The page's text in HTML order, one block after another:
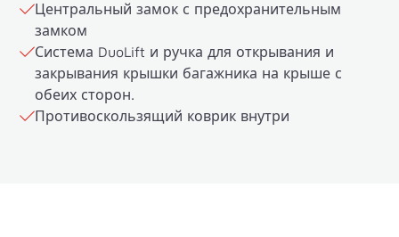
Центральный замок с предохранительным
замком
Система DuoLift и ручка для открывания и
закрывания крышки багажника на крыше с
обеих сторон.
Противоскользящий коврик внутри